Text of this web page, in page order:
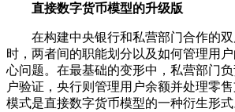
直接数字货币模型的升级版
在构建中央银行和私营部门合作的
时，两者间的职能划分以及如何管理用
心问题。在最基础的变形中，私营部门
户验证，央行则管理用户余额并处理零
模式是直接数字货币模型的一种衍生形式